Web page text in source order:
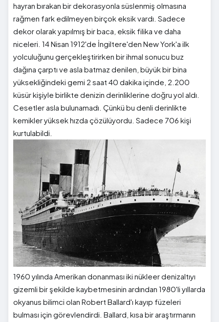
hayran bırakan bir dekorasyonla süslenmiş olmasına
rağmen fark edilmeyen birçok eksik vardı. Sadece
dekor olarak yapılmış bir baca, eksik filika ve daha
niceleri. 14 Nisan 1912'de İngiltere'den New York'a ilk
yolculuğunu gerçekleştirirken bir ihmal sonucu buz
dağına çarptı ve asla batmaz denilen, büyük bir bina
yüksekliğindeki gemi 2 saat 40 dakika içinde, 2.200
küsür kişiyle birlikte denizin derinliklerine doğru yol aldı.
Cesetler asla bulunamadı. Çünkü bu denli derinlikte
kemikler yüksek hızda çözülüyordu. Sadece 706 kişi
kurtulabildi.
1960 yılında Amerikan donanması iki nükleer denizaltıyı
gizemli bir şekilde kaybetmesinin ardından 1980'li yıllarda
okyanus bilimci olan Robert Ballard'ı kayıp füzeleri
bulması için görevlendirdi. Ballard, kısa bir araştırmanın